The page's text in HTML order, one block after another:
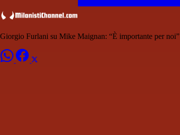
Giorgio Furlani su Mike Maignan: “È importante per noi”